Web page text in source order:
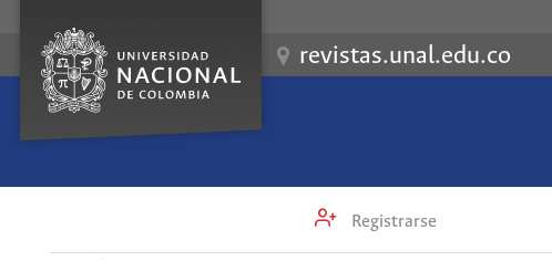
revistas.unal.edu.co
Registrarse